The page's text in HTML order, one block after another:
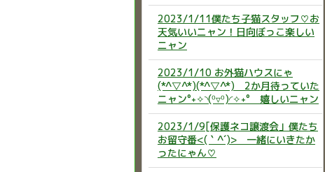
2023/1/11僕たち子猫スタッフ♡お
天気いいニャン！日向ぼっこ楽しい
ニャン
2023/1/10 お外猫ハウスにゃ
(*^▽^*)(*^▽^*) 2か月待っていた
ニャン°˖✧◝(⁰▿⁰)◜✧˖° 嬉しいニャン
2023/1/9[保護ネコ譲渡会」僕たち
お留守番<(｀^´)> 一緒にいきたか
ったにゃん♡